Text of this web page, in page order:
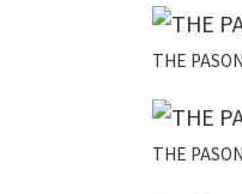
THE
THE